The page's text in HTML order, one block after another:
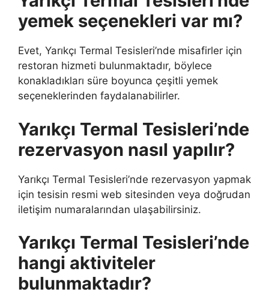
yemek seçenekleri var mı?
Evet, Yarıkçı Termal Tesisleri’nde misafirler için
restoran hizmeti bulunmaktadır, böylece
konakladıkları süre boyunca çeşitli yemek
seçeneklerinden faydalanabilirler.
Yarıkçı Termal Tesisleri’nde
rezervasyon nasıl yapılır?
Yarıkçı Termal Tesisleri’nde rezervasyon yapmak
için tesisin resmi web sitesinden veya doğrudan
iletişim numaralarından ulaşabilirsiniz.
Yarıkçı Termal Tesisleri’nde
hangi aktiviteler
bulunmaktadır?